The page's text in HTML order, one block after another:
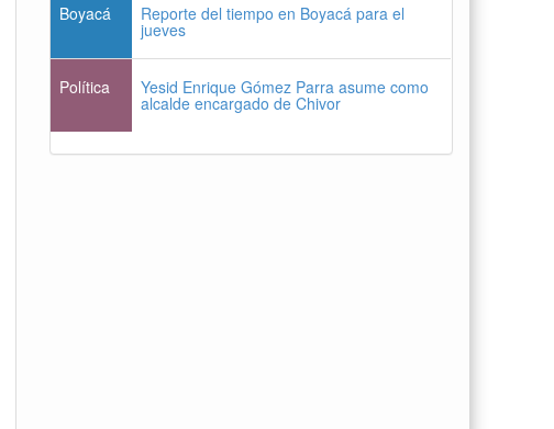
Boyacá Reporte del tiempo en Boyacá para el
jueves
Política Yesid Enrique Gómez Parra asume como
alcalde encargado de Chivor